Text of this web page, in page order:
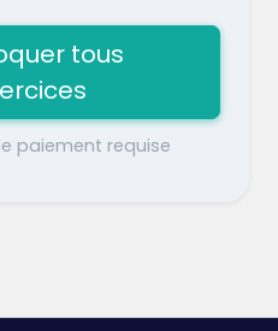
tous
paiement requise